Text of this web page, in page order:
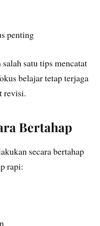
penting
satu tips mencatat
belajar tetap terjaga
revisi.
Bertahap
secara bertahap
rapi: